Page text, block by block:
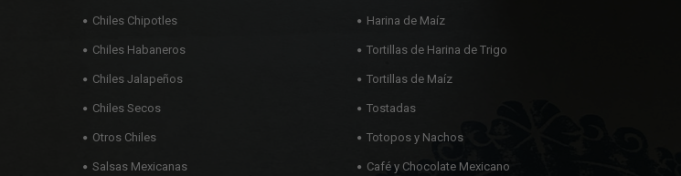
Chiles Chipotles
Chiles Habaneros
Chiles Jalapeños
Chiles Secos
Otros Chiles
Salsas Mexicanas
Harina de Maíz
Tortillas de Harina de Trigo
Tortillas de Maíz
Tostadas
Totopos y Nachos
Café y Chocolate Mexicano